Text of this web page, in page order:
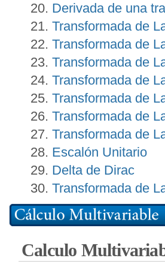
Derivada de una
Transformada de
Transformada de
Transformada de
Transformada de
Transformada de
Transformada de
Transformada de
Escalón Unitario
Delta de Dirac
Transformada de
Calculo